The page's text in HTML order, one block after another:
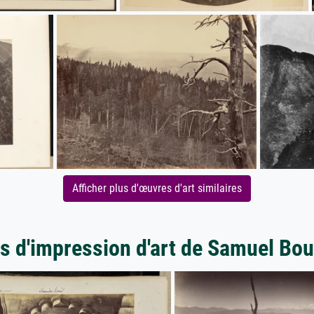
Afficher plus d'œuvres d'art similaires
d'impression d'art de Samuel